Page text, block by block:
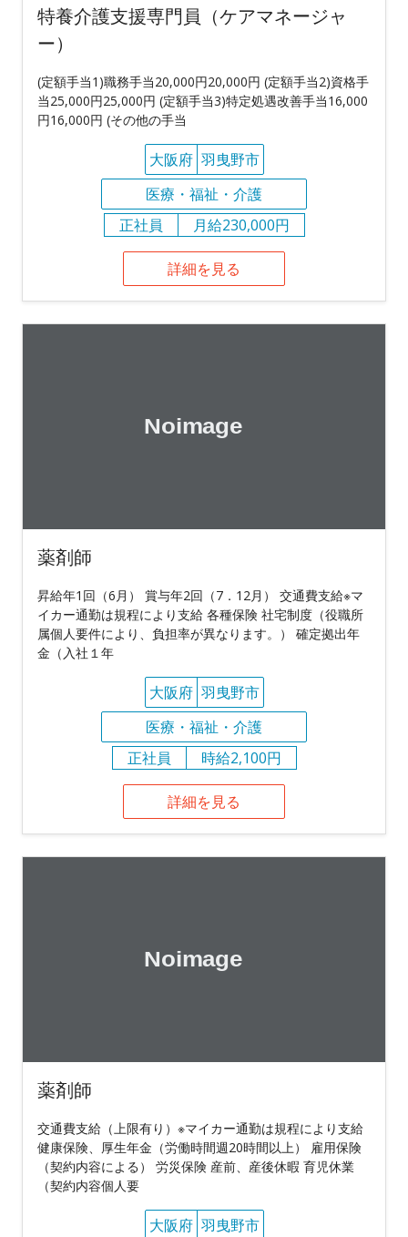
特養介護支援専門員（ケアマネージャ
ー）
(定額手当1)職務手当20,000円20,000円 (定額手当2)資格手
当25,000円25,000円 (定額手当3)特定処遇改善手当16,000
円16,000円 (その他の手当
大阪府 羽曳野市
医療・福祉・介護
正社員
月給230,000円
詳細を見る
薬剤師
昇給年1回（6月） 賞与年2回（7．12月） 交通費支給※マ
イカー通勤は規程により支給 各種保険 社宅制度（役職所
属個人要件により、負担率が異なります。） 確定拠出年
金（入社１年
大阪府 羽曳野市
医療・福祉・介護
正社員
時給2,100円
詳細を見る
薬剤師
交通費支給（上限有り）※マイカー通勤は規程により支給
健康保険、厚生年金（労働時間週20時間以上） 雇用保険
（契約内容による） 労災保険 産前、産後休暇 育児休業
（契約内容個人要
大阪府 羽曳野市